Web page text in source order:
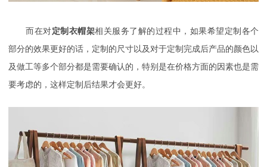
而在对定制衣帽架相关服务了解的过程中，如果希望定制各个
部分的效果更好的话，定制的尺寸以及对于定制完成后产品的颜色以
及做工等多个部分都是需要确认的，特别是在价格方面的因素也是需
要考虑的，这样定制后结果才会更好。